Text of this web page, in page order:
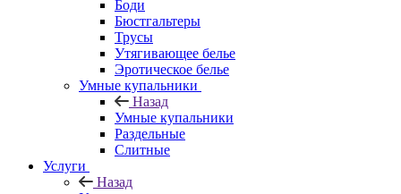
Боди
Бюстгальтеры
Трусы
Утягивающее белье
Эротическое белье
Умные купальники
Назад
Умные купальники
Раздельные
Слитные
Услуги
Назад